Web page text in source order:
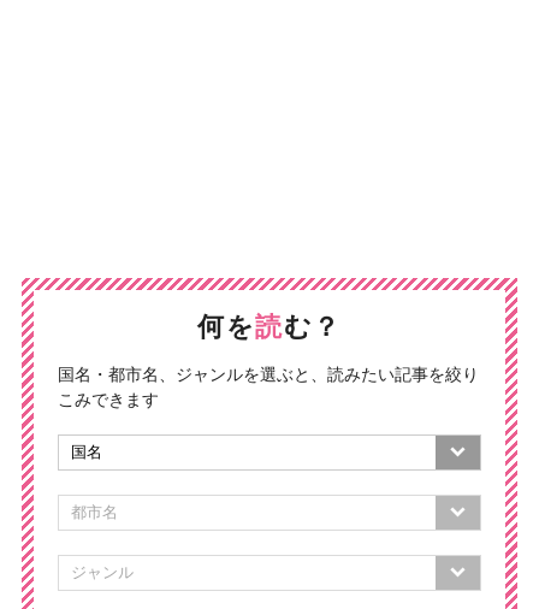
何を読む？
国名・都市名、ジャンルを選ぶと、読みたい記事を絞り
こみできます